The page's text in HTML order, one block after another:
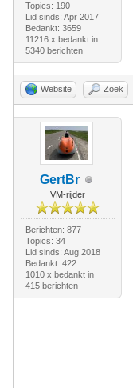
Topics: 190
Lid sinds: Apr 2017
Bedankt: 3659
11216 x bedankt in
5340 berichten
Website Zoek
GertBr
VM-rijder
Berichten: 877
Topics: 34
Lid sinds: Aug 2018
Bedankt: 422
1010 x bedankt in
415 berichten